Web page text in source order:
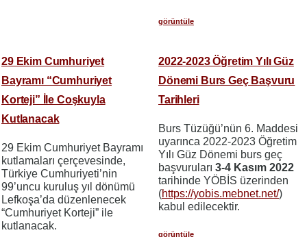
görüntüle
29 Ekim Cumhuriyet
Bayramı “Cumhuriyet
Korteji” İle Coşkuyla
Kutlanacak
29 Ekim Cumhuriyet Bayramı
kutlamaları çerçevesinde,
Türkiye Cumhuriyeti’nin
99’uncu kuruluş yıl dönümü
Lefkoşa’da düzenlenecek
“Cumhuriyet Korteji” ile
kutlanacak.
2022-2023 Öğretim Yılı Güz
Dönemi Burs Geç Başvuru
Tarihleri
Burs Tüzüğü’nün 6. Maddesi
uyarınca 2022-2023 Öğretim
Yılı Güz Dönemi burs geç
başvuruları 3-4 Kasım 2022
tarihinde YÖBİS üzerinden
(https://yobis.mebnet.net/)
kabul edilecektir.
görüntüle